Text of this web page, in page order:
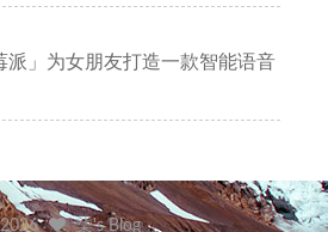
派」为女朋友打造一款智能语音
2026 柒's Blog